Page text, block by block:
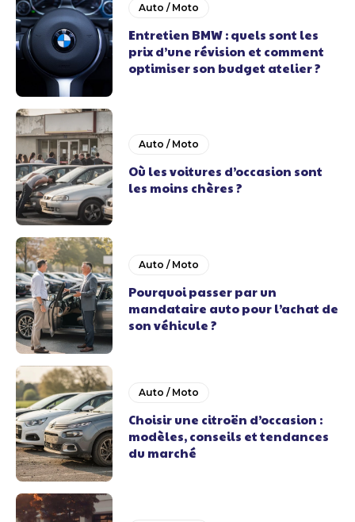
Auto / Moto
Entretien BMW : quels sont les
prix d’une révision et comment
optimiser son budget atelier ?
Auto / Moto
Où les voitures d’occasion sont
les moins chères ?
Auto / Moto
Pourquoi passer par un
mandataire auto pour l’achat de
son véhicule ?
Auto / Moto
Choisir une citroën d’occasion :
modèles, conseils et tendances
du marché